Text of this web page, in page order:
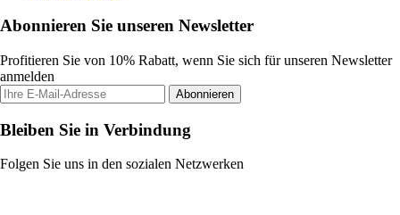
Abonnieren Sie unseren Newsletter
Profitieren Sie von 10% Rabatt, wenn Sie sich für unseren Newsletter
anmelden
Abonnieren
Bleiben Sie in Verbindung
Folgen Sie uns in den sozialen Netzwerken